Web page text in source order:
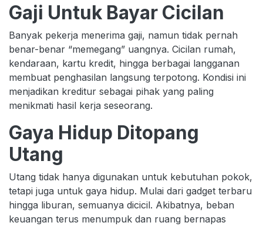
Gaji Untuk Bayar Cicilan
Banyak pekerja menerima gaji, namun tidak pernah
benar-benar “memegang” uangnya. Cicilan rumah,
kendaraan, kartu kredit, hingga berbagai langganan
membuat penghasilan langsung terpotong. Kondisi ini
menjadikan kreditur sebagai pihak yang paling
menikmati hasil kerja seseorang.
Gaya Hidup Ditopang
Utang
Utang tidak hanya digunakan untuk kebutuhan pokok,
tetapi juga untuk gaya hidup. Mulai dari gadget terbaru
hingga liburan, semuanya dicicil. Akibatnya, beban
keuangan terus menumpuk dan ruang bernapas